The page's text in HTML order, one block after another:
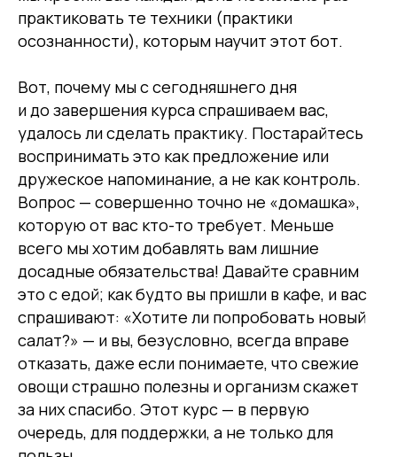
практиковать те техники (практики
осознанности), которым научит этот бот.
Вот, почему мы с сегодняшнего дня
и до завершения курса спрашиваем вас,
удалось ли сделать практику. Постарайтесь
воспринимать это как предложение или
дружеское напоминание, а не как контроль.
Вопрос — совершенно точно не «домашка»,
которую от вас кто-то требует. Меньше
всего мы хотим добавлять вам лишние
досадные обязательства! Давайте сравним
это с едой; как будто вы пришли в кафе, и вас
спрашивают: «Хотите ли попробовать новый
салат?» — и вы, безусловно, всегда вправе
отказать, даже если понимаете, что свежие
овощи страшно полезны и организм скажет
за них спасибо. Этот курс — в первую
очередь, для поддержки, а не только для